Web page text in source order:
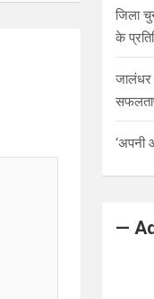
जिला
के
जालंधर
‘अपनी
—